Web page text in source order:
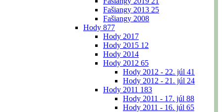
Fašiangy 2013 25
Fašiangy 2008
Hody 877
Hody 2017
Hody 2015 12
Hody 2014
Hody 2012 65
Hody 2012 - 22. júl 41
Hody 2012 - 21. júl 24
Hody 2011 183
Hody 2011 - 17. júl 88
Hody 2011 - 16. júl 65